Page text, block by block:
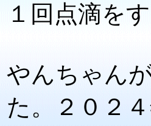
１回点滴を
やんちゃん
た。２０２